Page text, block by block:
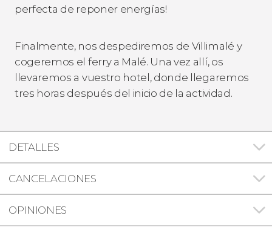
perfecta de reponer energías!
Finalmente, nos despediremos de Villimalé y
cogeremos el ferry a Malé. Una vez allí, os
llevaremos a vuestro hotel, donde llegaremos
tres horas después del inicio de la actividad.
DETALLES
CANCELACIONES
OPINIONES